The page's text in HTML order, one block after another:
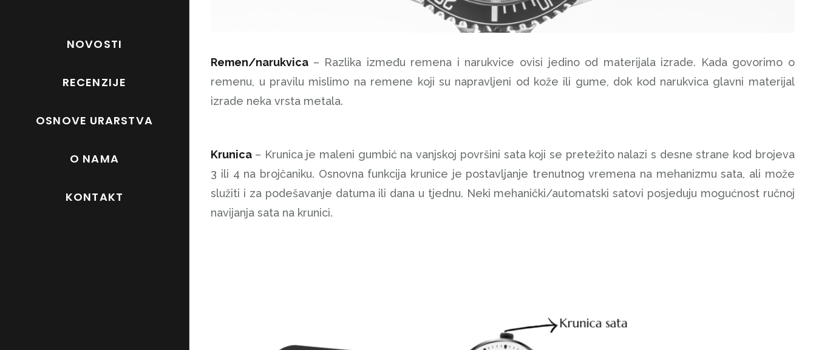
NOVOSTI
RECENZIJE
OSNOVE URARSTVA
O NAMA
KONTAKT
Remen/narukvica – Razlika između remena i narukvice ovisi jedino od materijala izrade. Kada govorimo o
remenu, u pravilu mislimo na remene koji su napravljeni od kože ili gume, dok kod narukvica glavni materijal
izrade neka vrsta metala.
Krunica – Krunica je maleni gumbić na vanjskoj površini sata koji se pretežito nalazi s desne strane kod brojeva
3 ili 4 na brojčaniku. Osnovna funkcija krunice je postavljanje trenutnog vremena na mehanizmu sata, ali može
služiti i za podešavanje datuma ili dana u tjednu. Neki mehanički/automatski satovi posjeduju mogućnost ručnoj
navijanja sata na krunici.